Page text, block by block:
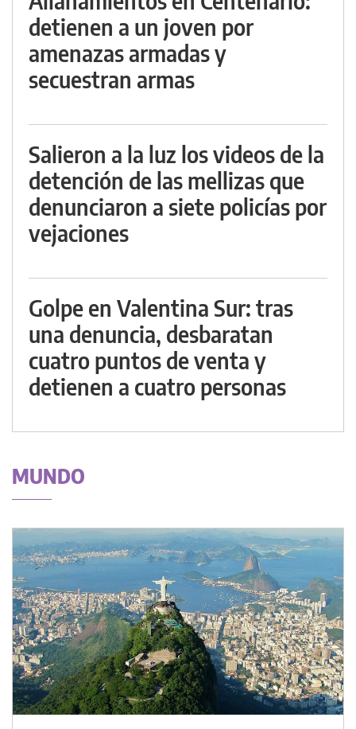
detienen a un joven por
amenazas armadas y
secuestran armas
Salieron a la luz los videos de la
detención de las mellizas que
denunciaron a siete policías por
vejaciones
Golpe en Valentina Sur: tras
una denuncia, desbaratan
cuatro puntos de venta y
detienen a cuatro personas
MUNDO